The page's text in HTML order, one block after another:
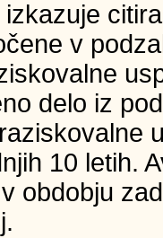
v
delo iz
10 letih.
obdobju